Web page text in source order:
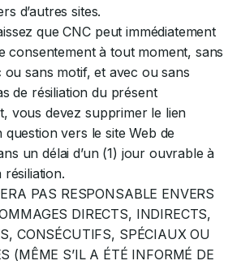
d’autres sites.
que CNC peut immédiatement
consentement à tout moment, sans
ou sans motif, et avec ou sans
de résiliation du présent
vous devez supprimer le lien
vers le site Web de
un délai d’un (1) jour ouvrable à
PAS RESPONSABLE ENVERS
DIRECTS, INDIRECTS,
CONSÉCUTIFS, SPÉCIAUX OU
(MÊME S’IL A ÉTÉ INFORMÉ DE